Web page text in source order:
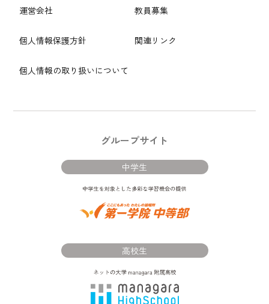
運営会社
個人情報保護方針
個人情報の取り扱いについて
教員募集
関連リンク
グループサイト
中学生
高校生